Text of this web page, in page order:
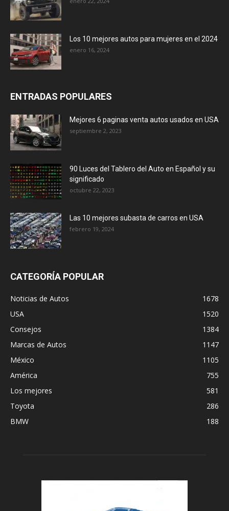
Los 10 mejores autos para mujeres en el 2024
enero 16, 2024
ENTRADAS POPULARES
Mejores 6 paginas venta autos usados en USA
septiembre 2, 2023
90 Luces del Tablero del Auto en Español y su
significado
octubre 22, 2023
Las 10 mejores subasta de carros en USA
febrero 19, 2024
CATEGORÍA POPULAR
Noticias de Autos
1678
USA
1520
Consejos
1384
Marcas de Autos
1147
México
1105
América
755
Los mejores
581
Toyota
286
BMW
188